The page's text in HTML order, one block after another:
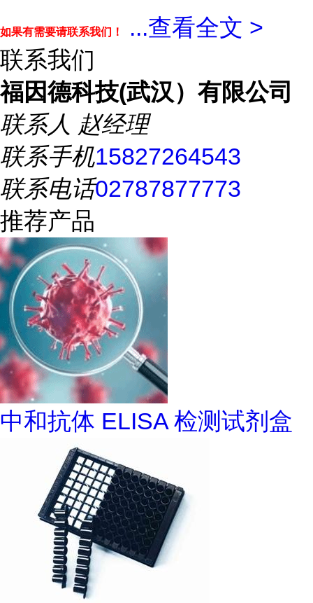
如果有需要请联系我们！ ...查看全文 >
联系我们
福因德科技(武汉）有限公司
联系人 赵经理
联系手机15827264543
联系电话02787877773
推荐产品
中和抗体 ELISA 检测试剂盒